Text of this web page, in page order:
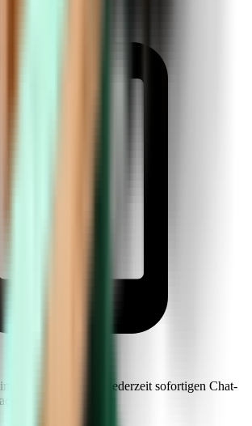
Flug. Sie erhalten jederzeit sofortigen Chat-